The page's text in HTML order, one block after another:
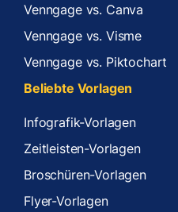
Venngage vs. Canva
Venngage vs. Visme
Venngage vs. Piktochart
Beliebte Vorlagen
Infografik-Vorlagen
Zeitleisten-Vorlagen
Broschüren-Vorlagen
Flyer-Vorlagen